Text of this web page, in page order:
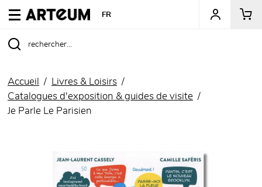
ARTEUM, la référence des boutiques de musées
FR
Accueil
Livres & Loisirs
Catalogues d'exposition & guides de visite
Je Parle Le Parisien